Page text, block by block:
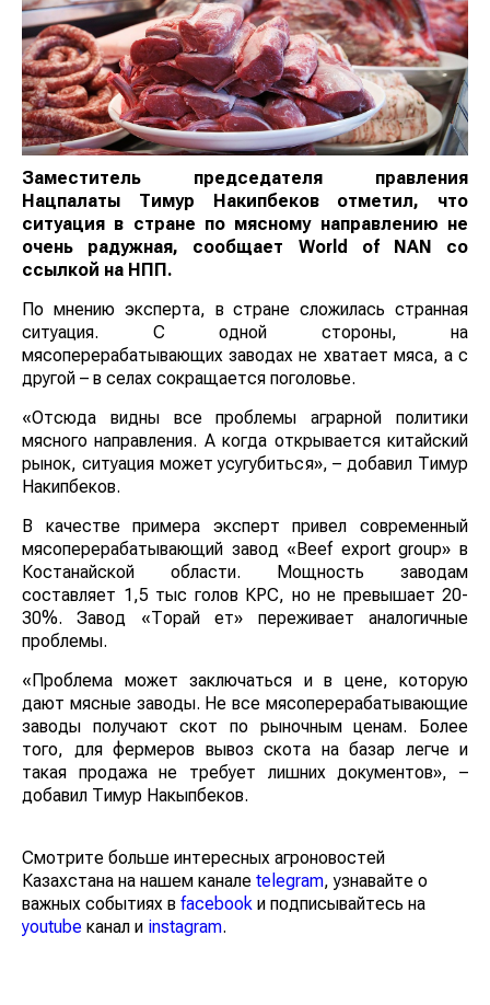
Заместитель председателя правления
Нацпалаты Тимур Накипбеков отметил, что
ситуация в стране по мясному направлению не
очень радужная, сообщает World of NAN со
ссылкой на НПП.
По мнению эксперта, в стране сложилась странная
ситуация. С одной стороны, на
мясоперерабатывающих заводах не хватает мяса, а с
другой – в селах сокращается поголовье.
«Отсюда видны все проблемы аграрной политики
мясного направления. А когда открывается китайский
рынок, ситуация может усугубиться», – добавил Тимур
Накипбеков.
В качестве примера эксперт привел современный
мясоперерабатывающий завод «Beef export group» в
Костанайской области. Мощность заводам
составляет 1,5 тыс голов КРС, но не превышает 20-
30%. Завод «Торғай ет» переживает аналогичные
проблемы.
«Проблема может заключаться и в цене, которую
дают мясные заводы. Не все мясоперерабатывающие
заводы получают скот по рыночным ценам. Более
того, для фермеров вывоз скота на базар легче и
такая продажа не требует лишних документов», –
добавил Тимур Накыпбеков.
Смотрите больше интересных агроновостей
Казахстана на нашем канале telegram, узнавайте о
важных событиях в facebook и подписывайтесь на
youtube канал и instagram.